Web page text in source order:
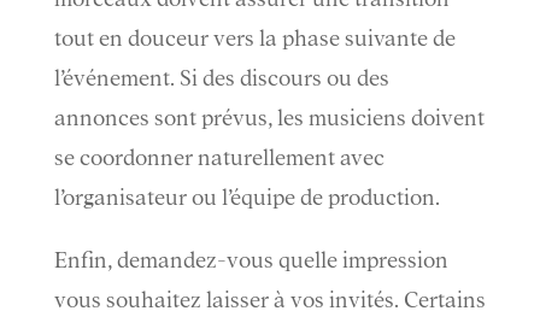
tout en douceur vers la phase suivante de
l’événement. Si des discours ou des
annonces sont prévus, les musiciens doivent
se coordonner naturellement avec
l’organisateur ou l’équipe de production.
Enfin, demandez-vous quelle impression
vous souhaitez laisser à vos invités. Certains